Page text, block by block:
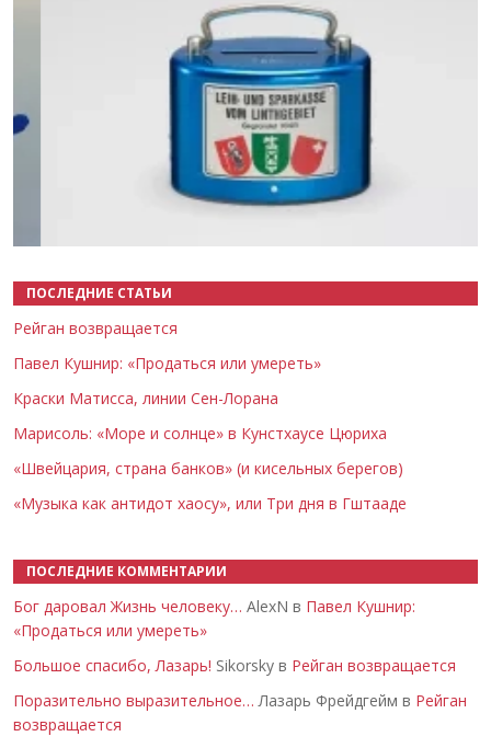
ПОСЛЕДНИЕ СТАТЬИ
Рейган возвращается
Павел Кушнир: «Продаться или умереть»
Краски Матисса, линии Сен-Лорана
Марисоль: «Море и солнце» в Кунстхаусе Цюриха
«Швейцария, страна банков» (и кисельных берегов)
«Музыка как антидот хаосу», или Три дня в Гштааде
ПОСЛЕДНИЕ КОММЕНТАРИИ
Бог даровал Жизнь человеку… AlexN в Павел Кушнир:
«Продаться или умереть»
Большое спасибо, Лазарь! Sikorsky в Рейган возвращается
Поразительно выразительное… Лазарь Фрейдгейм в Рейган
возвращается